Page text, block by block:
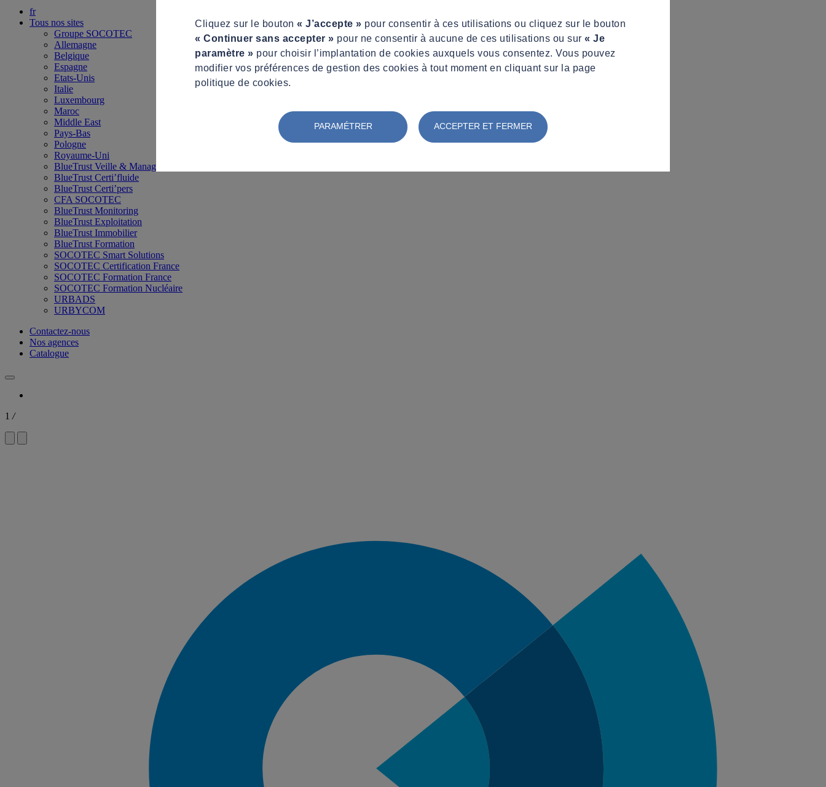
fr
Tous nos sites
Groupe SOCOTEC
Allemagne
Belgique
Espagne
Etats-Unis
Italie
Luxembourg
Maroc
Middle East
Pays-Bas
Pologne
Royaume-Uni
BlueTrust Veille & Management
BlueTrust Certi’fluide
BlueTrust Certi’pers
CFA SOCOTEC
BlueTrust Monitoring
BlueTrust Exploitation
BlueTrust Immobilier
BlueTrust Formation
SOCOTEC Smart Solutions
SOCOTEC Certification France
SOCOTEC Formation France
SOCOTEC Formation Nucléaire
URBADS
URBYCOM
Contactez-nous
Nos agences
Catalogue
1 /
Cliquez sur le bouton « J’accepte » pour consentir à ces utilisations ou cliquez sur le bouton
« Continuer sans accepter » pour ne consentir à aucune de ces utilisations ou sur « Je
paramètre » pour choisir l’implantation de cookies auxquels vous consentez. Vous pouvez
modifier vos préférences de gestion des cookies à tout moment en cliquant sur la page
politique de cookies.
PARAMÉTRER ACCEPTER ET FERMER